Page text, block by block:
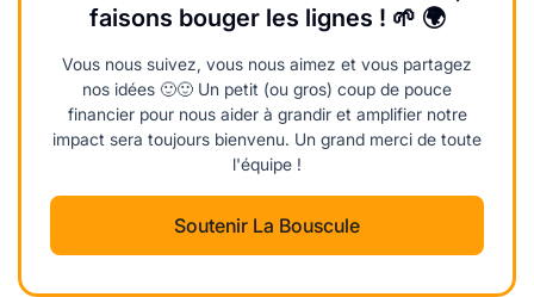
faisons bouger les lignes ! 🌱 🌍
Vous nous suivez, vous nous aimez et vous partagez
nos idées 🙂🙂 Un petit (ou gros) coup de pouce
financier pour nous aider à grandir et amplifier notre
impact sera toujours bienvenu. Un grand merci de toute
l'équipe !
Soutenir La Bouscule